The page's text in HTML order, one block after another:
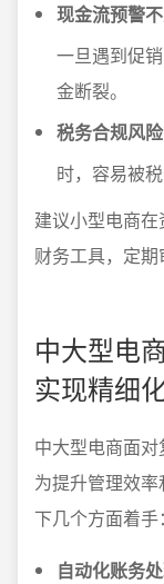
现金流预警
一旦遇到促
金断裂。
税务合规风险
时，容易被
建议小型电商
财务工具，定期
中大型电
实现精细
中大型电商面
为提升管理效
下几个方面着手：
自动化账务